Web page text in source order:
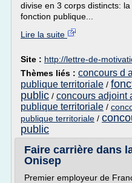
divise en 3 corps distincts:
fonction publique...
Lire la suite
Site : http://lettre-de-
Thèmes liés : concours d
publique territoriale /
public / concours adjoint
publique territoriale /
publique territoriale /
public
Faire carrière dans
Onisep
Premier employeur de